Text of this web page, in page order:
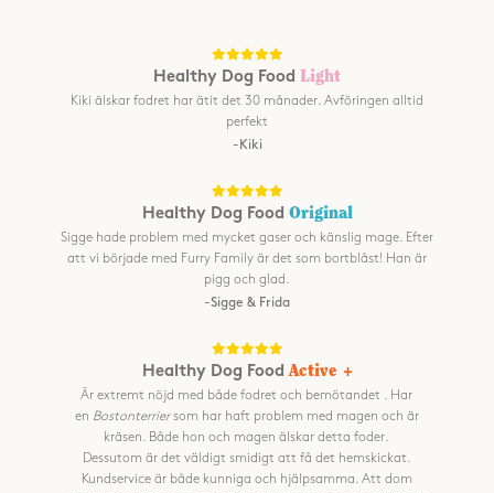
Healthy Dog Food Light
Kiki älskar fodret har ätit det 30 månader. Avföringen alltid
perfekt
-Kiki
Healthy Dog Food Original
Sigge hade problem med mycket gaser och känslig mage. Efter
att vi började med Furry Family är det som bortblåst! Han är
pigg och glad.
-Sigge & Frida
Healthy Dog FoodActive +
Är extremt nöjd med både fodret och bemötandet . Har
en Bostonterriersom har haft problem med magen och är
kräsen. Både hon och magen älskar detta foder.
Dessutom är det väldigt smidigt att få det hemskickat.
Kundservice är både kunniga och hjälpsamma. Att dom